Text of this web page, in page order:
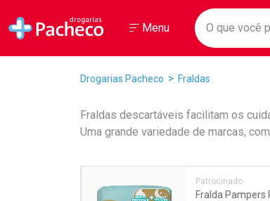
Drogarias Pacheco
Ir direto para a home
pela página
Ir direto para o conteúdo
Ir direto para a ajuda
Ir direto para o carrinho
Ir direto para o menu
Faça a
O que
Menu
Abrir ou Fechar
Menu
Breadcrumb
Drogarias Pacheco Fraldas
Fraldas descartáveis facilitam os
Uma grande variedade de marcas,
Promoções em
Patrocinado
Fralda Pampers